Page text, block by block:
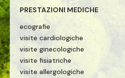
PRESTAZIONI MEDICHE
ecografie
visite cardiologiche
visite ginecologiche
visite fisiatriche
visite allergologiche